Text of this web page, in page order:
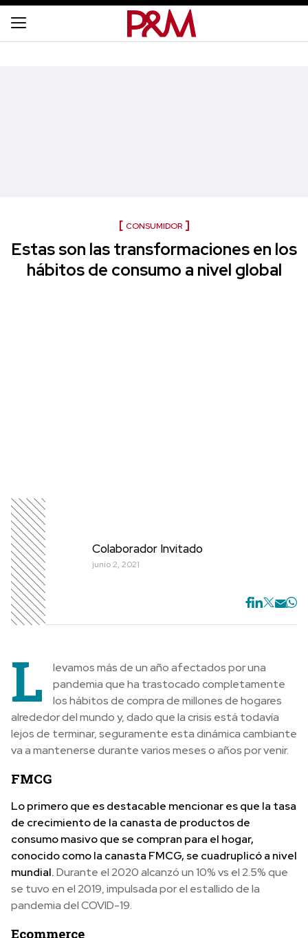
CONSUMIDOR
Estas son las transformaciones en los
hábitos de consumo a nivel global
Colaborador Invitado
junio 2, 2021
L
levamos más de un año afectados por una
pandemia que ha trastocado completamente
los hábitos de compra de millones de hogares
alrededor del mundo y, dado que la crisis está todavía
lejos de terminar, seguramente esta dinámica cambiante
va a mantenerse durante varios meses o años por venir.
FMCG
Lo primero que es destacable mencionar es que la tasa
de crecimiento de la canasta de productos de
consumo masivo que se compran para el hogar,
conocido como la canasta FMCG, se cuadruplicó a nivel
mundial.Durante el 2020 alcanzó un 10% vs el 2.5% que
se tuvo en el 2019, impulsada por el estallido de la
pandemia del COVID-19.
Ecommerce